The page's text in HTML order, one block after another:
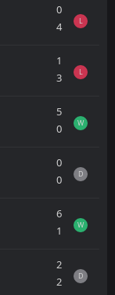
0
4
L
1
3
L
5
0
W
0
0
D
6
1
W
2
2
D